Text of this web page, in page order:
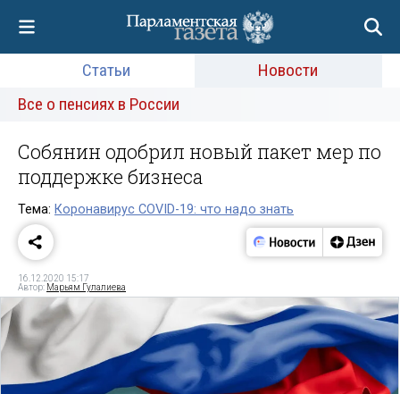
Статьи
Новости
Все о пенсиях в России
Собянин одобрил новый пакет мер по
поддержке бизнеса
Тема: Коронавирус COVID-19: что надо знать
16.12.2020 15:17
Автор: Марьям Гулалиева